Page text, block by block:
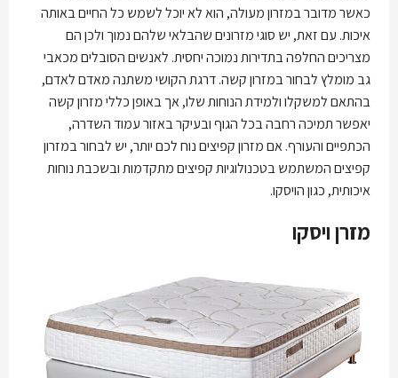
כאשר מדובר במזרון מעולה, הוא לא יוכל לשמש כל החיים באותה
איכות. עם זאת, יש סוגי מזרונים שהבלאי שלהם נמוך ולכן הם
מצריכים החלפה בתדירות נמוכה יחסית. לאנשים הסובלים מכאבי
גב מומלץ לבחור במזרון קשה. דרגת הקושי משתנה מאדם לאדם,
בהתאם למשקלו ולמידת הנוחות שלו, אך באופן כללי מזרון קשה
יאפשר תמיכה רחבה בכל הגוף ובעיקר באזור עמוד השדרה,
הכתפיים והעורף. אם מזרון קפיצים נוח לכם יותר, יש לבחור במזרון
קפיצים המשתמש בטכנולוגיות קפיצים מתקדמות ובשכבת נוחות
איכותית, כגון הויסקו.
מזרן ויסקו